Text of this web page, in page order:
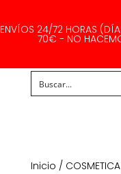
ENVÍOS 24/72 HORAS
70€ - NO
Inicio / COSMETICA